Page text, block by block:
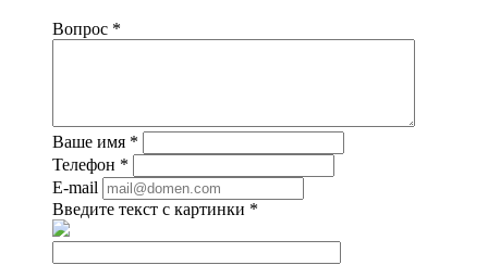
Вопрос *
Ваше имя *
Телефон *
E-mail
Введите текст с картинки *